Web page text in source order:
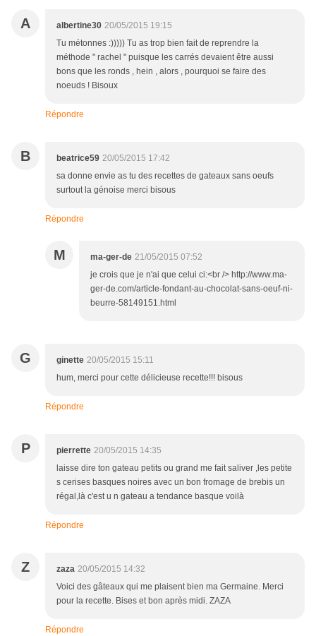
A albertine30 20/05/2015 19:15
Tu métonnes :))))) Tu as trop bien fait de reprendre la
méthode " rachel " puisque les carrés devaient être aussi
bons que les ronds , hein , alors , pourquoi se faire des
noeuds ! Bisoux
Répondre
B beatrice59 20/05/2015 17:42
sa donne envie as tu des recettes de gateaux sans oeufs
surtout la génoise merci bisous
Répondre
M ma-ger-de 21/05/2015 07:52
je crois que je n'ai que celui ci:<br /> http://www.ma-
ger-de.com/article-fondant-au-chocolat-sans-oeuf-ni-
beurre-58149151.html
G ginette 20/05/2015 15:11
hum, merci pour cette délicieuse recette!!! bisous
Répondre
P pierrette 20/05/2015 14:35
laisse dire ton gateau petits ou grand me fait saliver ,les petite
s cerises basques noires avec un bon fromage de brebis un
régal,là c'est u n gateau a tendance basque voilà
Répondre
Z zaza 20/05/2015 14:32
Voici des gâteaux qui me plaisent bien ma Germaine. Merci
pour la recette. Bises et bon après midi. ZAZA
Répondre